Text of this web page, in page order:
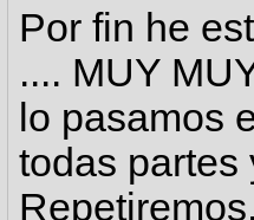
Por fin he
.... MUY
lo pasamos
todas partes